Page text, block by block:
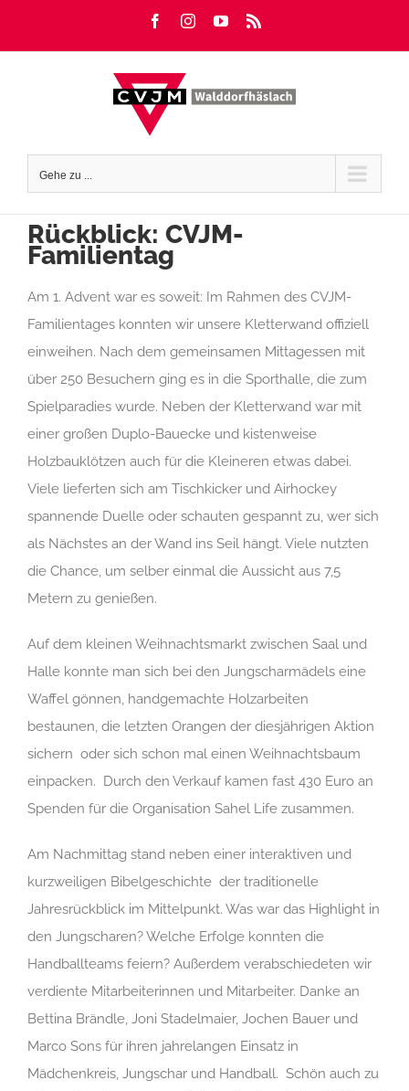
FacebookInstagramYouTube
Gehe zu ...
Rückblick: CVJM-
Familientag
Am 1. Advent war es soweit: Im Rahmen des CVJM-
Familientages konnten wir unsere Kletterwand offiziell
einweihen. Nach dem gemeinsamen Mittagessen mit
über 250 Besuchern ging es in die Sporthalle, die zum
Spielparadies wurde. Neben der Kletterwand war mit
einer großen Duplo-Bauecke und kistenweise
Holzbauklötzen auch für die Kleineren etwas dabei.
Viele lieferten sich am Tischkicker und Airhockey
spannende Duelle oder schauten gespannt zu, wer sich
als Nächstes an der Wand ins Seil hängt. Viele nutzten
die Chance, um selber einmal die Aussicht aus 7,5
Metern zu genießen.
Auf dem kleinen Weihnachtsmarkt zwischen Saal und
Halle konnte man sich bei den Jungscharmädels eine
Waffel gönnen, handgemachte Holzarbeiten
bestaunen, die letzten Orangen der diesjährigen Aktion
sichern oder sich schon mal einen Weihnachtsbaum
einpacken. Durch den Verkauf kamen fast 430 Euro an
Spenden für die Organisation Sahel Life zusammen.
Am Nachmittag stand neben einer interaktiven und
kurzweiligen Bibelgeschichte der traditionelle
Jahresrückblick im Mittelpunkt. Was war das Highlight in
den Jungscharen? Welche Erfolge konnten die
Handballteams feiern? Außerdem verabschiedeten wir
verdiente Mitarbeiterinnen und Mitarbeiter. Danke an
Bettina Brändle, Joni Stadelmaier, Jochen Bauer und
Marco Sons für ihren jahrelangen Einsatz in
Mädchenkreis, Jungschar und Handball. Schön auch zu